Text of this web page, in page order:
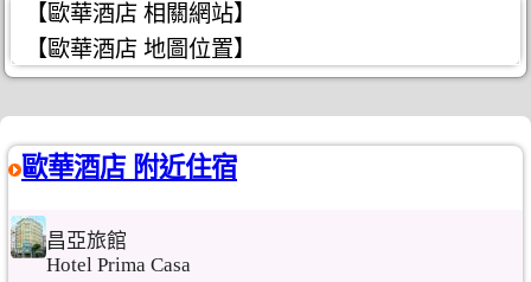
【歐華酒店 相關網站】
【歐華酒店 地圖位置】
歐華酒店 附近住宿
昌亞旅館
Hotel Prima Casa